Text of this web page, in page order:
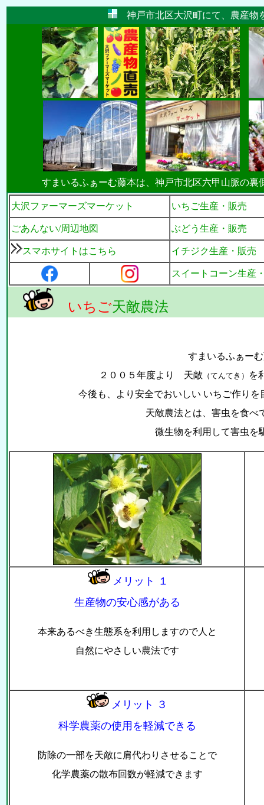
神戸市北区大沢町にて、農産物
すまいるふぁーむ藤本は、神戸市北区六甲山脈の
大沢ファーマーズマーケット いちご生産・販売
ごあんない/周辺地図 ぶどう生産・販売
スマホサイトはこちら イチジク生産・販売
スイートコーン生産
いちご天敵農法
すまいるふぁー
２００５年度より 天敵 （てんてき）
を
今後も、より安全でおいしい いちご作り
天敵農法とは、害虫を食べ
微生物を利用して害虫を
メリット １
生産物の安心感がある
本来あるべき生態系を利用しますので人と
自然にやさしい農法です
メリット ３
科学農薬の使用を軽減できる
防除の一部を天敵に肩代わりさせることで
化学農薬の散布回数が軽減できます